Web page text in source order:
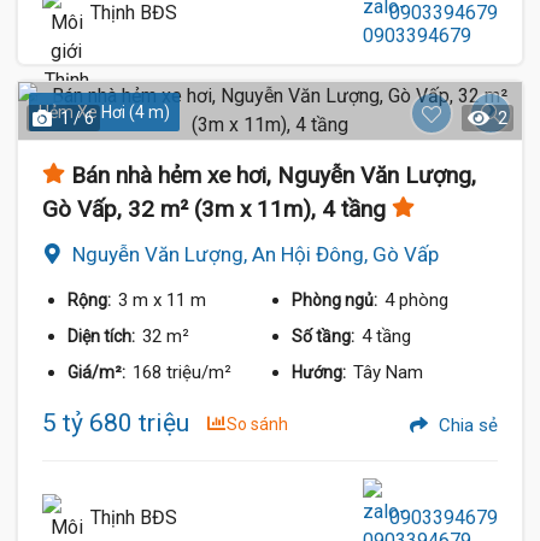
Thịnh BĐS 0903394679
Hẻm Xe Hơi (4 m)
1 / 6 2
Bán nhà hẻm xe hơi, Nguyễn Văn Lượng,
Gò Vấp, 32 m² (3m x 11m), 4 tầng
Nguyễn Văn Lượng, An Hội Đông, Gò Vấp
Rộng: 3 m x 11 m Phòng ngủ: 4 phòng
Diện tích: 32 m² Số tầng: 4 tầng
Giá/m²: 168 triệu/m² Hướng: Tây Nam
5 tỷ 680 triệu So sánh Chia sẻ
Thịnh BĐS 0903394679